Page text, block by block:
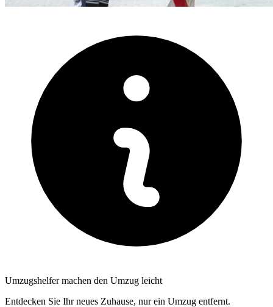
Umzugshelfer machen den Umzug leicht
Entdecken Sie Ihr neues Zuhause, nur ein Umzug entfernt.